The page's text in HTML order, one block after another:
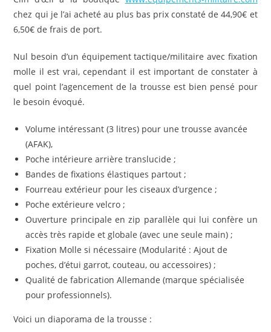
chez qui je l’ai acheté au plus bas prix constaté de 44,90€ et
6,50€ de frais de port.
Nul besoin d’un équipement tactique/militaire avec fixation
molle il est vrai, cependant il est important de constater à
quel point l’agencement de la trousse est bien pensé pour
le besoin évoqué.
Volume intéressant (3 litres) pour une trousse avancée
(AFAK),
Poche intérieure arrière translucide ;
Bandes de fixations élastiques partout ;
Fourreau extérieur pour les ciseaux d’urgence ;
Poche extérieure velcro ;
Ouverture principale en zip parallèle qui lui confère un
accès très rapide et globale (avec une seule main) ;
Fixation Molle si nécessaire (Modularité : Ajout de
poches, d’étui garrot, couteau, ou accessoires) ;
Qualité de fabrication Allemande (marque spécialisée
pour professionnels).
Voici un diaporama de la trousse :